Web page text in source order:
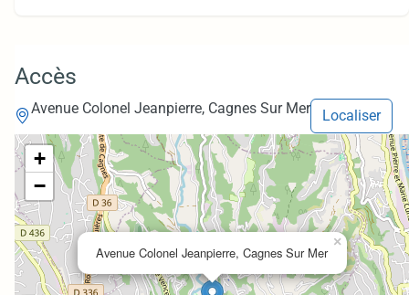
Accès
Avenue Colonel Jeanpierre, Cagnes Sur Mer Localiser
Avenue Colonel Jeanpierre, Cagnes Sur Mer
×
+
−